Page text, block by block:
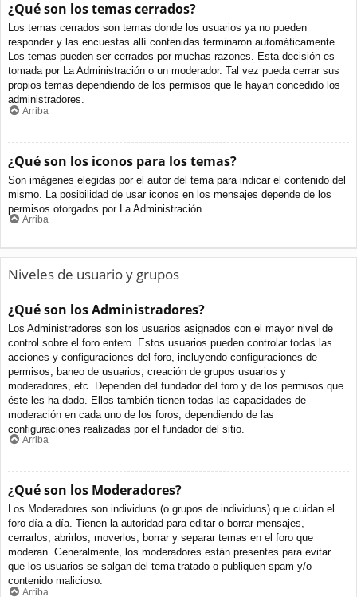
¿Qué son los temas cerrados?
Los temas cerrados son temas donde los usuarios ya no pueden
responder y las encuestas allí contenidas terminaron automáticamente.
Los temas pueden ser cerrados por muchas razones. Esta decisión es
tomada por La Administración o un moderador. Tal vez pueda cerrar sus
propios temas dependiendo de los permisos que le hayan concedido los
administradores.
Arriba
¿Qué son los iconos para los temas?
Son imágenes elegidas por el autor del tema para indicar el contenido del
mismo. La posibilidad de usar iconos en los mensajes depende de los
permisos otorgados por La Administración.
Arriba
Niveles de usuario y grupos
¿Qué son los Administradores?
Los Administradores son los usuarios asignados con el mayor nivel de
control sobre el foro entero. Estos usuarios pueden controlar todas las
acciones y configuraciones del foro, incluyendo configuraciones de
permisos, baneo de usuarios, creación de grupos usuarios y
moderadores, etc. Dependen del fundador del foro y de los permisos que
éste les ha dado. Ellos también tienen todas las capacidades de
moderación en cada uno de los foros, dependiendo de las
configuraciones realizadas por el fundador del sitio.
Arriba
¿Qué son los Moderadores?
Los Moderadores son individuos (o grupos de individuos) que cuidan el
foro día a día. Tienen la autoridad para editar o borrar mensajes,
cerrarlos, abrirlos, moverlos, borrar y separar temas en el foro que
moderan. Generalmente, los moderadores están presentes para evitar
que los usuarios se salgan del tema tratado o publiquen spam y/o
contenido malicioso.
Arriba